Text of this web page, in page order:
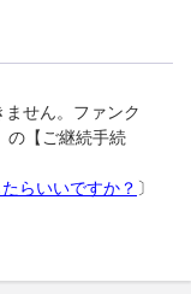
ません。ファンク
の【ご継続手続
らいいですか？ 〕